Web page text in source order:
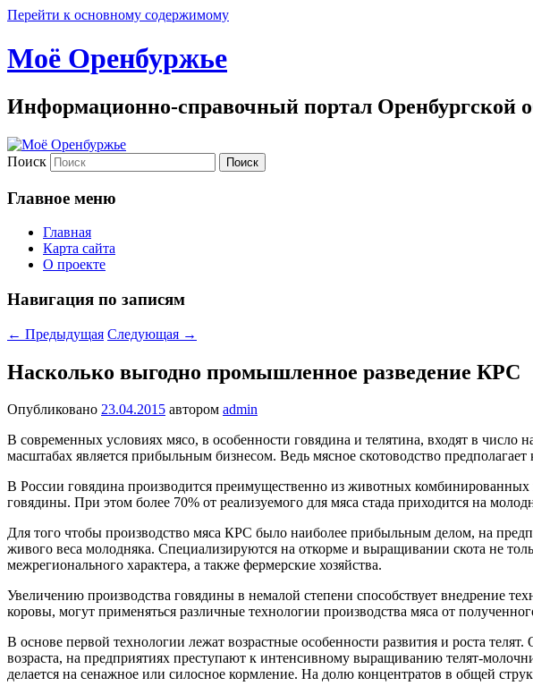
Перейти к основному содержимому
Моё Оренбуржье
Информационно-справочный портал Оренбургской
Поиск
Главное меню
Главная
Карта сайта
О проекте
Навигация по записям
← Предыдущая Следующая →
Насколько выгодно промышленное разведение КРС
Опубликовано 23.04.2015 автором admin
В современных условиях мясо, в особенности говядина и телятина, входят в
масштабах является прибыльным бизнесом. Ведь мясное скотоводство
В России говядина производится преимущественно из животных
говядины. При этом более 70% от реализуемого для мяса стада приходится на
Для того чтобы производство мяса КРС было наиболее прибыльным делом, на
живого веса молодняка. Специализируются на откорме и выращивании скота не
межрегионального характера, а также фермерские хозяйства.
Увеличению производства говядины в немалой степени способствует внедрение
коровы, могут применяться различные технологии производства мяса от
В основе первой технологии лежат возрастные особенности развития и роста
возраста, на предприятиях преступают к интенсивному выращиванию телят-
делается на сенажное или силосное кормление. На долю концентратов в общей